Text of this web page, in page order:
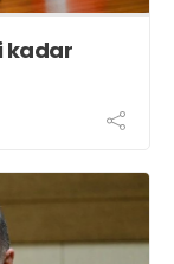
kadar